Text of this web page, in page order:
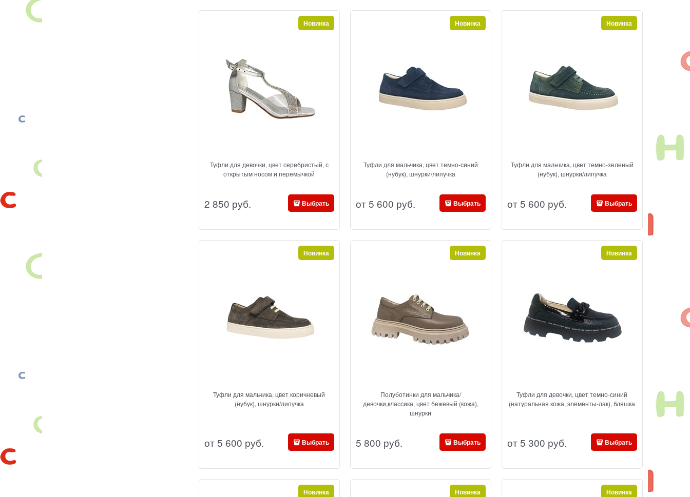
Туфли для девочки, цвет серебристый, с
открытым носом и перемычкой
Новинка
2 850 руб. Выбрать
Туфли для мальчика, цвет темно-синий
(нубук), шнурки/липучка
Новинка
от5 600 руб. Выбрать
Туфли для мальчика, цвет темно-зеленый
(нубук), шнурки/липучка
Новинка
от5 600 руб. Выбрать
Туфли для мальчика, цвет коричневый
(нубук), шнурки/липучка
Новинка
от5 600 руб. Выбрать
Полуботинки для мальчика/
девочки,классика, цвет бежевый (кожа),
шнурки
Новинка
5 800 руб. Выбрать
Туфли для девочки, цвет темно-синий
(натуральная кожа, элементы-лак), бляшка
Новинка
от5 300 руб. Выбрать
Новинка Новинка Новинка